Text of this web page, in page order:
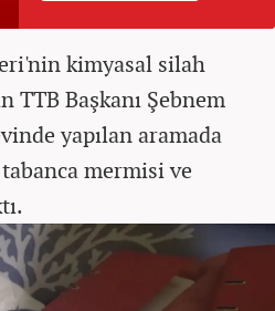
kimyasal silah
TTB Başkanı Şebnem
yapılan aramada
mermisi ve